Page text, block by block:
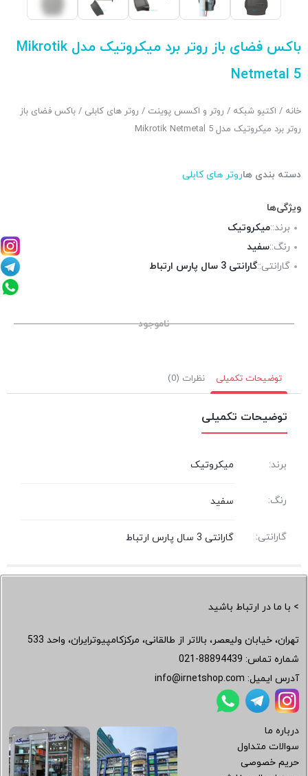
باکس فضای باز روتر برد میکروتیک مدل Mikrotik
Netmetal 5
خانه / اکتیو شبکه / روتر و اکسس پوینت / روتر های کابلی / باکس فضای باز
روتر برد میکروتیک مدل Mikrotik Netmetal 5
دسته بندی هاروتر های کابلی
ویژگی‌ها
برند::میکروتیک
رنگ::سفید
گارانتی::گارانتی 3 سال پارس ارتباط
ناموجود
توضیحات تکمیلی نظرات (0)
توضیحات تکمیلی
برند: میکروتیک
رنگ: سفید
گارانتی: گارانتی 3 سال پارس ارتباط
> با ما در ارتباط باشید
تهران، خیابان ولیعصر، بالاتر از طالقانی، مرکزکامپیوترایران، واحد 533
شماره تماس: 021-88894439
آدرس ایمیل: info@irnetshop.com
درباره ما
سوالات متداول
حریم خصوصی